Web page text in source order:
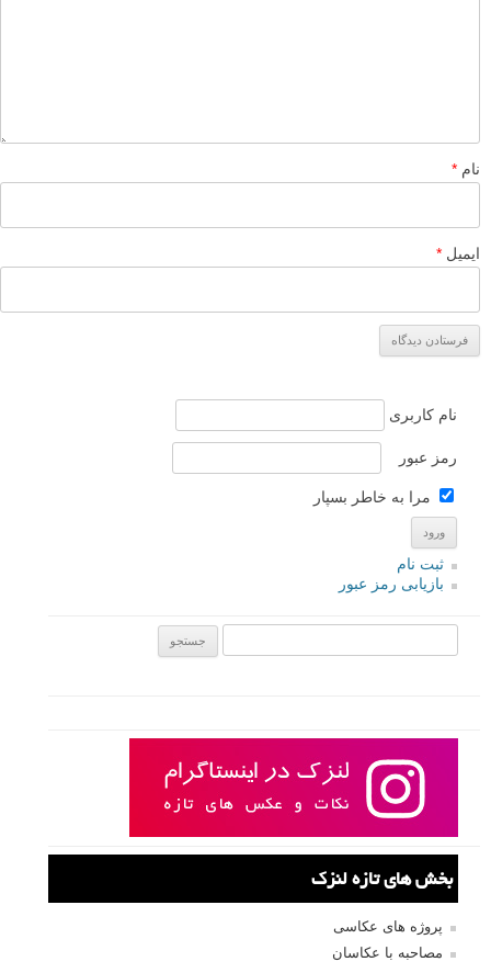
نام *
ایمیل *
نام کاربری
رمز عبور
مرا به خاطر بسپار
ثبت نام
بازیابی رمز عبور
بخش های تازه لنزک
پروژه های عکاسی
مصاحبه با عکاسان